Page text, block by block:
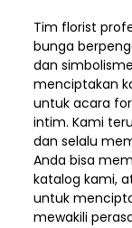
Tim florist
bunga
dan
menciptakan
untuk acara
intim. Kami
dan selalu
Anda bisa
katalog kami,
untuk
mewakili